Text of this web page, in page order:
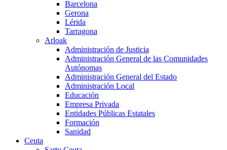
Barcelona
Gerona
Lérida
Tarragona
Arloak
Administración de Justicia
Administración General de las Comunidades
Autónomas
Administración General del Estado
Administración Local
Educación
Empresa Privada
Entidades Públicas Estatales
Formación
Sanidad
Ceuta